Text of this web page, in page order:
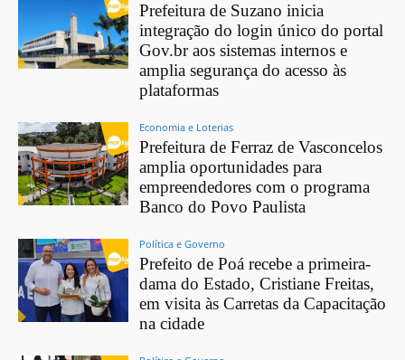
Prefeitura de Suzano inicia
integração do login único do portal
Gov.br aos sistemas internos e
amplia segurança do acesso às
plataformas
Economia e Loterias
Prefeitura de Ferraz de Vasconcelos
amplia oportunidades para
empreendedores com o programa
Banco do Povo Paulista
Política e Governo
Prefeito de Poá recebe a primeira-
dama do Estado, Cristiane Freitas,
em visita às Carretas da Capacitação
na cidade